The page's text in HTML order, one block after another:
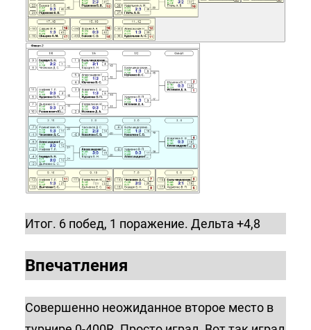
Итог. 6 побед, 1 поражение. Дельта +4,8
Впечатления
Совершенно неожиданное второе место в